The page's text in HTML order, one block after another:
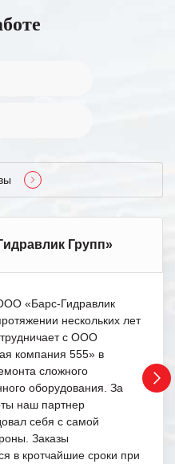
Групп»
«Барс-Гидравлик
нескольких лет
с ООО
компания 555» в
сложного
оборудования. За
наш партнер
себя с самой
Заказы
в кротчайшие сроки при